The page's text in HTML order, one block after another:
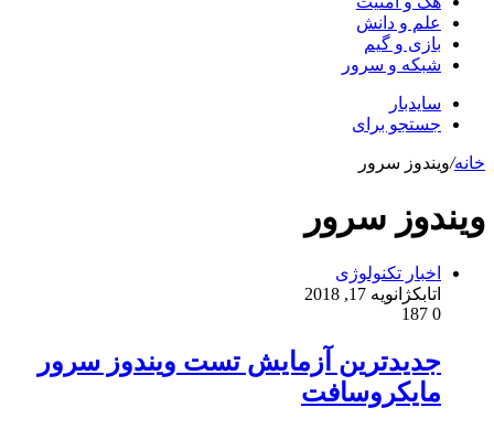
علم و دانش
بازی و گیم
شبکه و سرور
سایدبار
جستجو برای
خانه/ویندوز سرور
ویندوز سرور
اخبار تکنولوژی
اتابکژانویه 17, 2018
0
جدیدترین آزمایش تست ویندوز سرور
مایکروسافت